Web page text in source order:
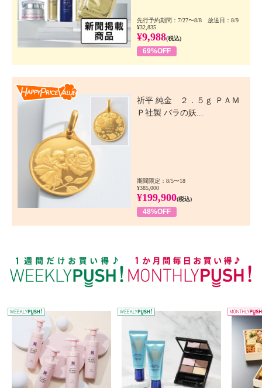
先行予約期間：7/27〜8/8 放送日：8/9
¥32,835
¥9,988(税込)
69%OFF
祈平 純金 ２．５ｇ ＰＡＭ
Ｐ社製 バラの妖...
期間限定：8/5〜18
¥385,000
¥199,900(税込)
48%OFF
WEEKLY PUSH